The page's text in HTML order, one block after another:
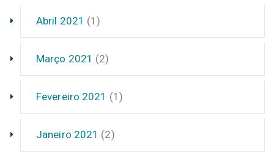
Abril 2021 (1)
Março 2021 (2)
Fevereiro 2021 (1)
Janeiro 2021 (2)